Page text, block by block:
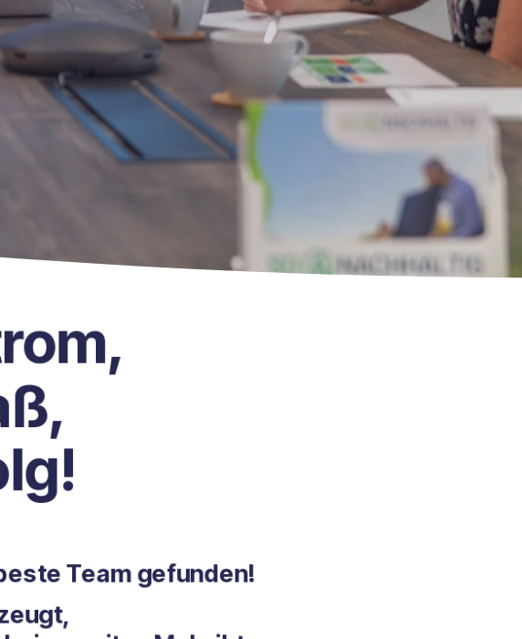
Team gefunden!
zweites Mal gibt.